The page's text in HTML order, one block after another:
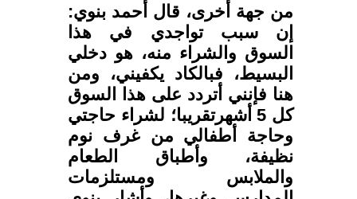
من جهة أخرى، قال أحمد بنوي:
إن سبب تواجدي في هذا
السوق والشراء منه، هو دخلي
البسيط، فبالكاد يكفيني، ومن
هنا فإنني أتردد على هذا السوق
كل 5 أشهرتقريبا؛ لشراء حاجتي
وحاجة أطفالي من غرف نوم
نظيفة، وأطباق الطعام
والملابس ومستلزمات